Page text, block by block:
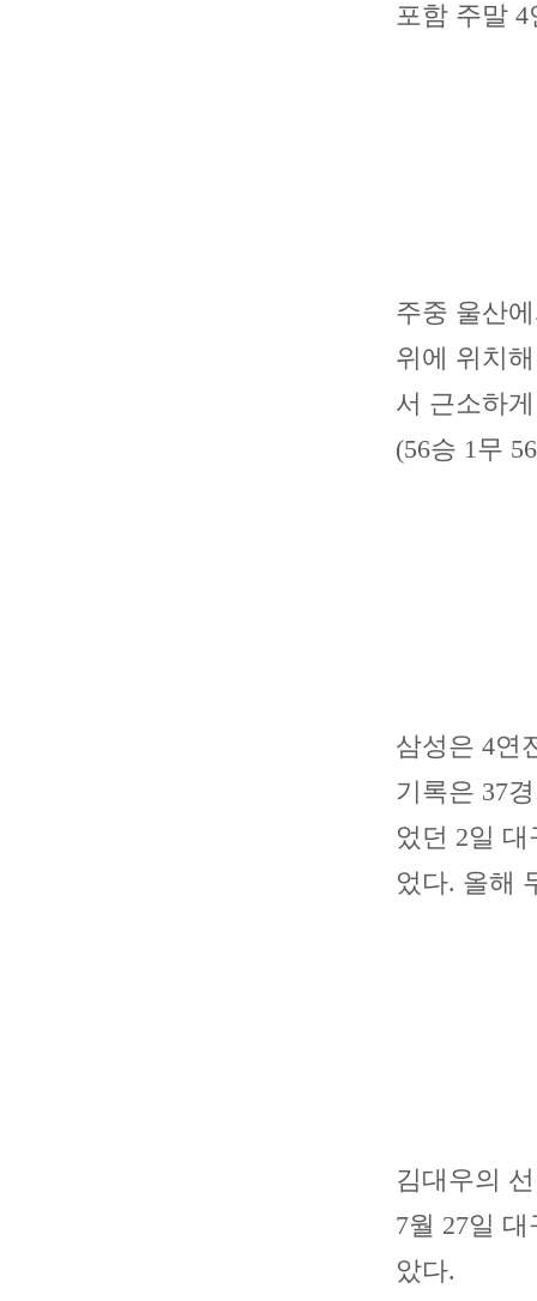
포함 주말
주중 울산
위에 위치
서 근소하
(56승 1무
삼성은 4연
기록은 37
었던 2일
었다. 올해
김대우의
7월 27일
았다.